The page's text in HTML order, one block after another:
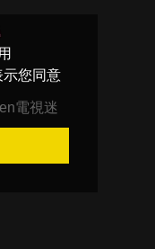
您同意
電視迷